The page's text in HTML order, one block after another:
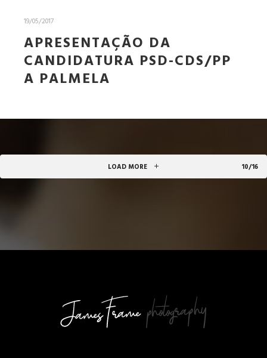
19/05/2017
APRESENTAÇÃO DA
CANDIDATURA PSD-CDS/PP
A PALMELA
LOAD MORE 10/16